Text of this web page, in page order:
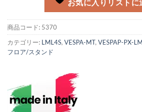
お気に入りリストに
商品コード: 5370
カテゴリー: LML4S, VESPA-MT, VESPAP-PX-
フロア/スタンド